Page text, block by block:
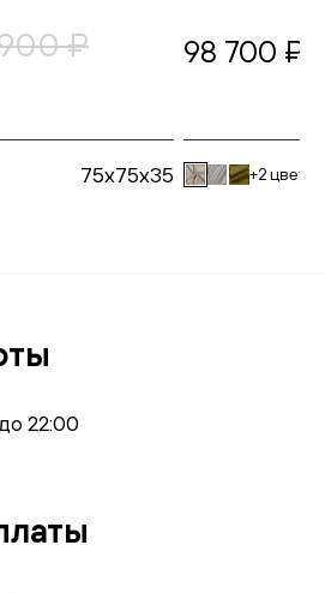
₽
75x75x35
98 700 ₽
+2 цветов
22:00